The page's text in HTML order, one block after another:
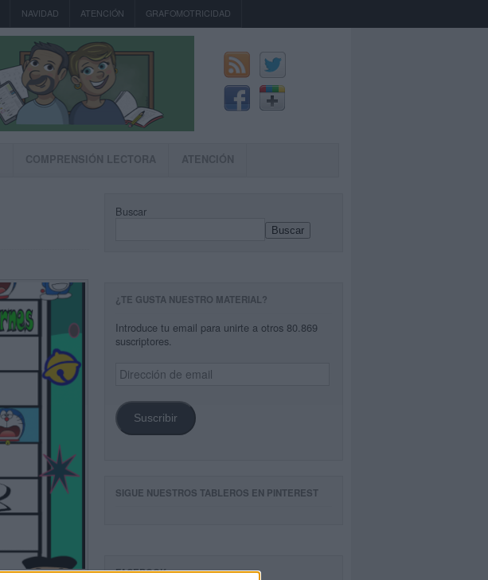
NAVIDAD ATENCIÓN GRAFOMOTRICIDAD
COMPRENSIÓN LECTORA ATENCIÓN
Buscar
Buscar
¿TE GUSTA NUESTRO MATERIAL?
Introduce tu email para unirte a otros 80.869
suscriptores.
Dirección
de
Suscribir
SIGUE NUESTROS TABLEROS EN PINTEREST
FACEBOOK